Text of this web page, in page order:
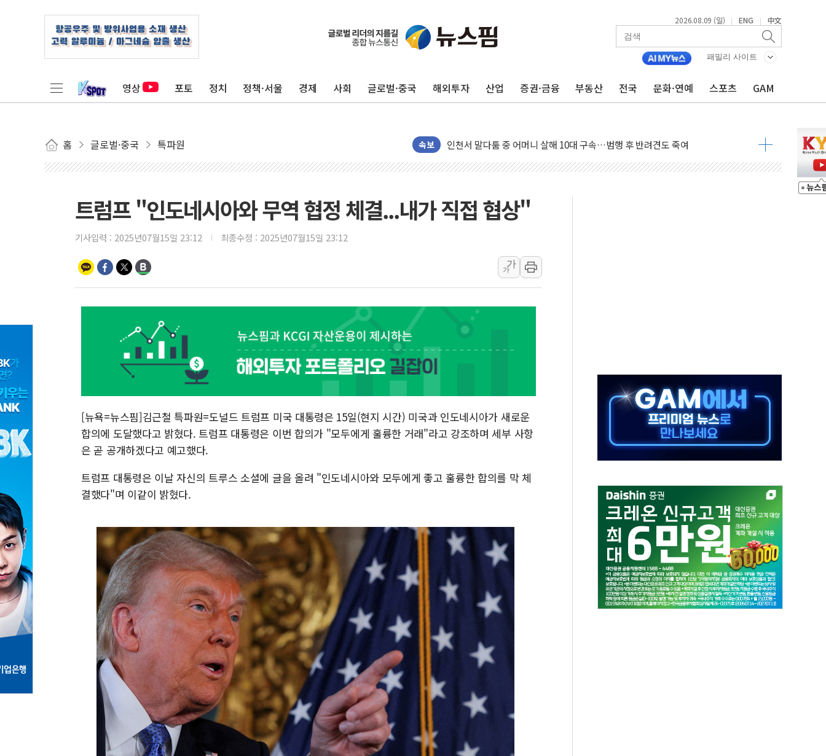
2026.08.09 (일) | ENG | 中文
패밀리 사이트
영상 포토 정치 정책·서울 경제 사회 글로벌·중국 해외투자 산업 증권·금융 부동산 전국 문화·연예 스포츠 GAM
홈 글로벌·중국 특파원 속보
평택 진위면 공장서 질식사고 발생…작업자 1명 숨져
포항 블루밸리 국가산단에 '철강 AI융합실증센터' 들어선다
[종합] 김민석, 정청래에 누적 1.48%p 차 선두 유지...金 46.01% vs 鄭 44.53%
민주당 경북도당위원장에 오중기 당선...합산득표율 68.63%
김민석, 강원·대구·경북 경선서 정청래에 승리…金 48.54% vs 鄭 44.40%
[속보] 민주, 강원·대구·경북 경선 결과...김민석 48.54% 정청래 44.40%
[속보] 민주, 대구 경선 결과 발표...정청래 47.82% 김민석 46.35% 송영길 5.83%
[속보] 민주, 강원 경선 결과 발표...김민석 50.30% 정청래 41.94% 송영길 7.76%
최태원, 노소영에 9440억 지급 확정되나…재상고 앞두고 막판 셈법
하나금융, 명동 소상공인에 '행복상자' 전달
인천시 광복절 현수막 '태극기 거꾸로' 논란…이틀만에 철거
병무청, 보충역 전면 손질… 예술·체육요원 최대 33% 감축
홈플러스發 대형마트 판매, 역대 최대폭 감소한 9.4%↓…유통업계 양극화 심화
윤준병·이해민 의원, '정부 특사'로 콜롬비아 대통령 취임식 참석
여야, 황희 '버스 하우스' 공방…野 "청년 우롱 기괴" vs 與 "송구한 해프닝"
트럼프 "인도네시아와 무역 협정 체결...내가 직접 협상"
기사입력 : 2025년07월15일 23:12 최종수정 : 2025년07월15일 23:12
가
가
[뉴욕=뉴스핌]김근철 특파원=도널드 트럼프 미국 대통령은 15일(현지 시간) 미국과 인도네시아가 새로운
합의에 도달했다고 밝혔다. 트럼프 대통령은 이번 합의가 "모두에게 훌륭한 거래"라고 강조하며 세부 사항
은 곧 공개하겠다고 예고했다.
트럼프 대통령은 이날 자신의 트루스 소셜에 글을 올려 "인도네시아와 모두에게 좋고 훌륭한 합의를 막 체
결했다"며 이같이 밝혔다.